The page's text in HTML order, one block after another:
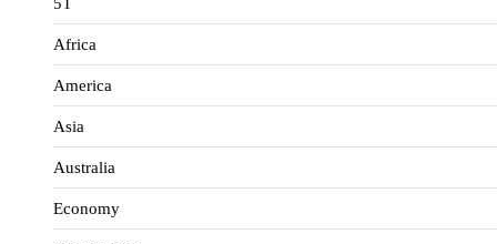
Africa
America
Asia
Australia
Economy